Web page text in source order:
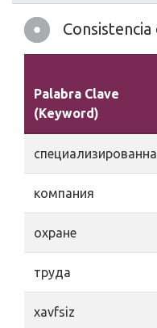
Palabra Clave
(Keyword)
компания
охране
труда
xavfsiz